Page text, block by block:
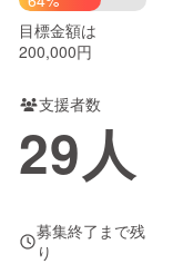
Creation
コミュニティ
目標金額は
200,000円
支援者数
29人
募集終了まで残
り